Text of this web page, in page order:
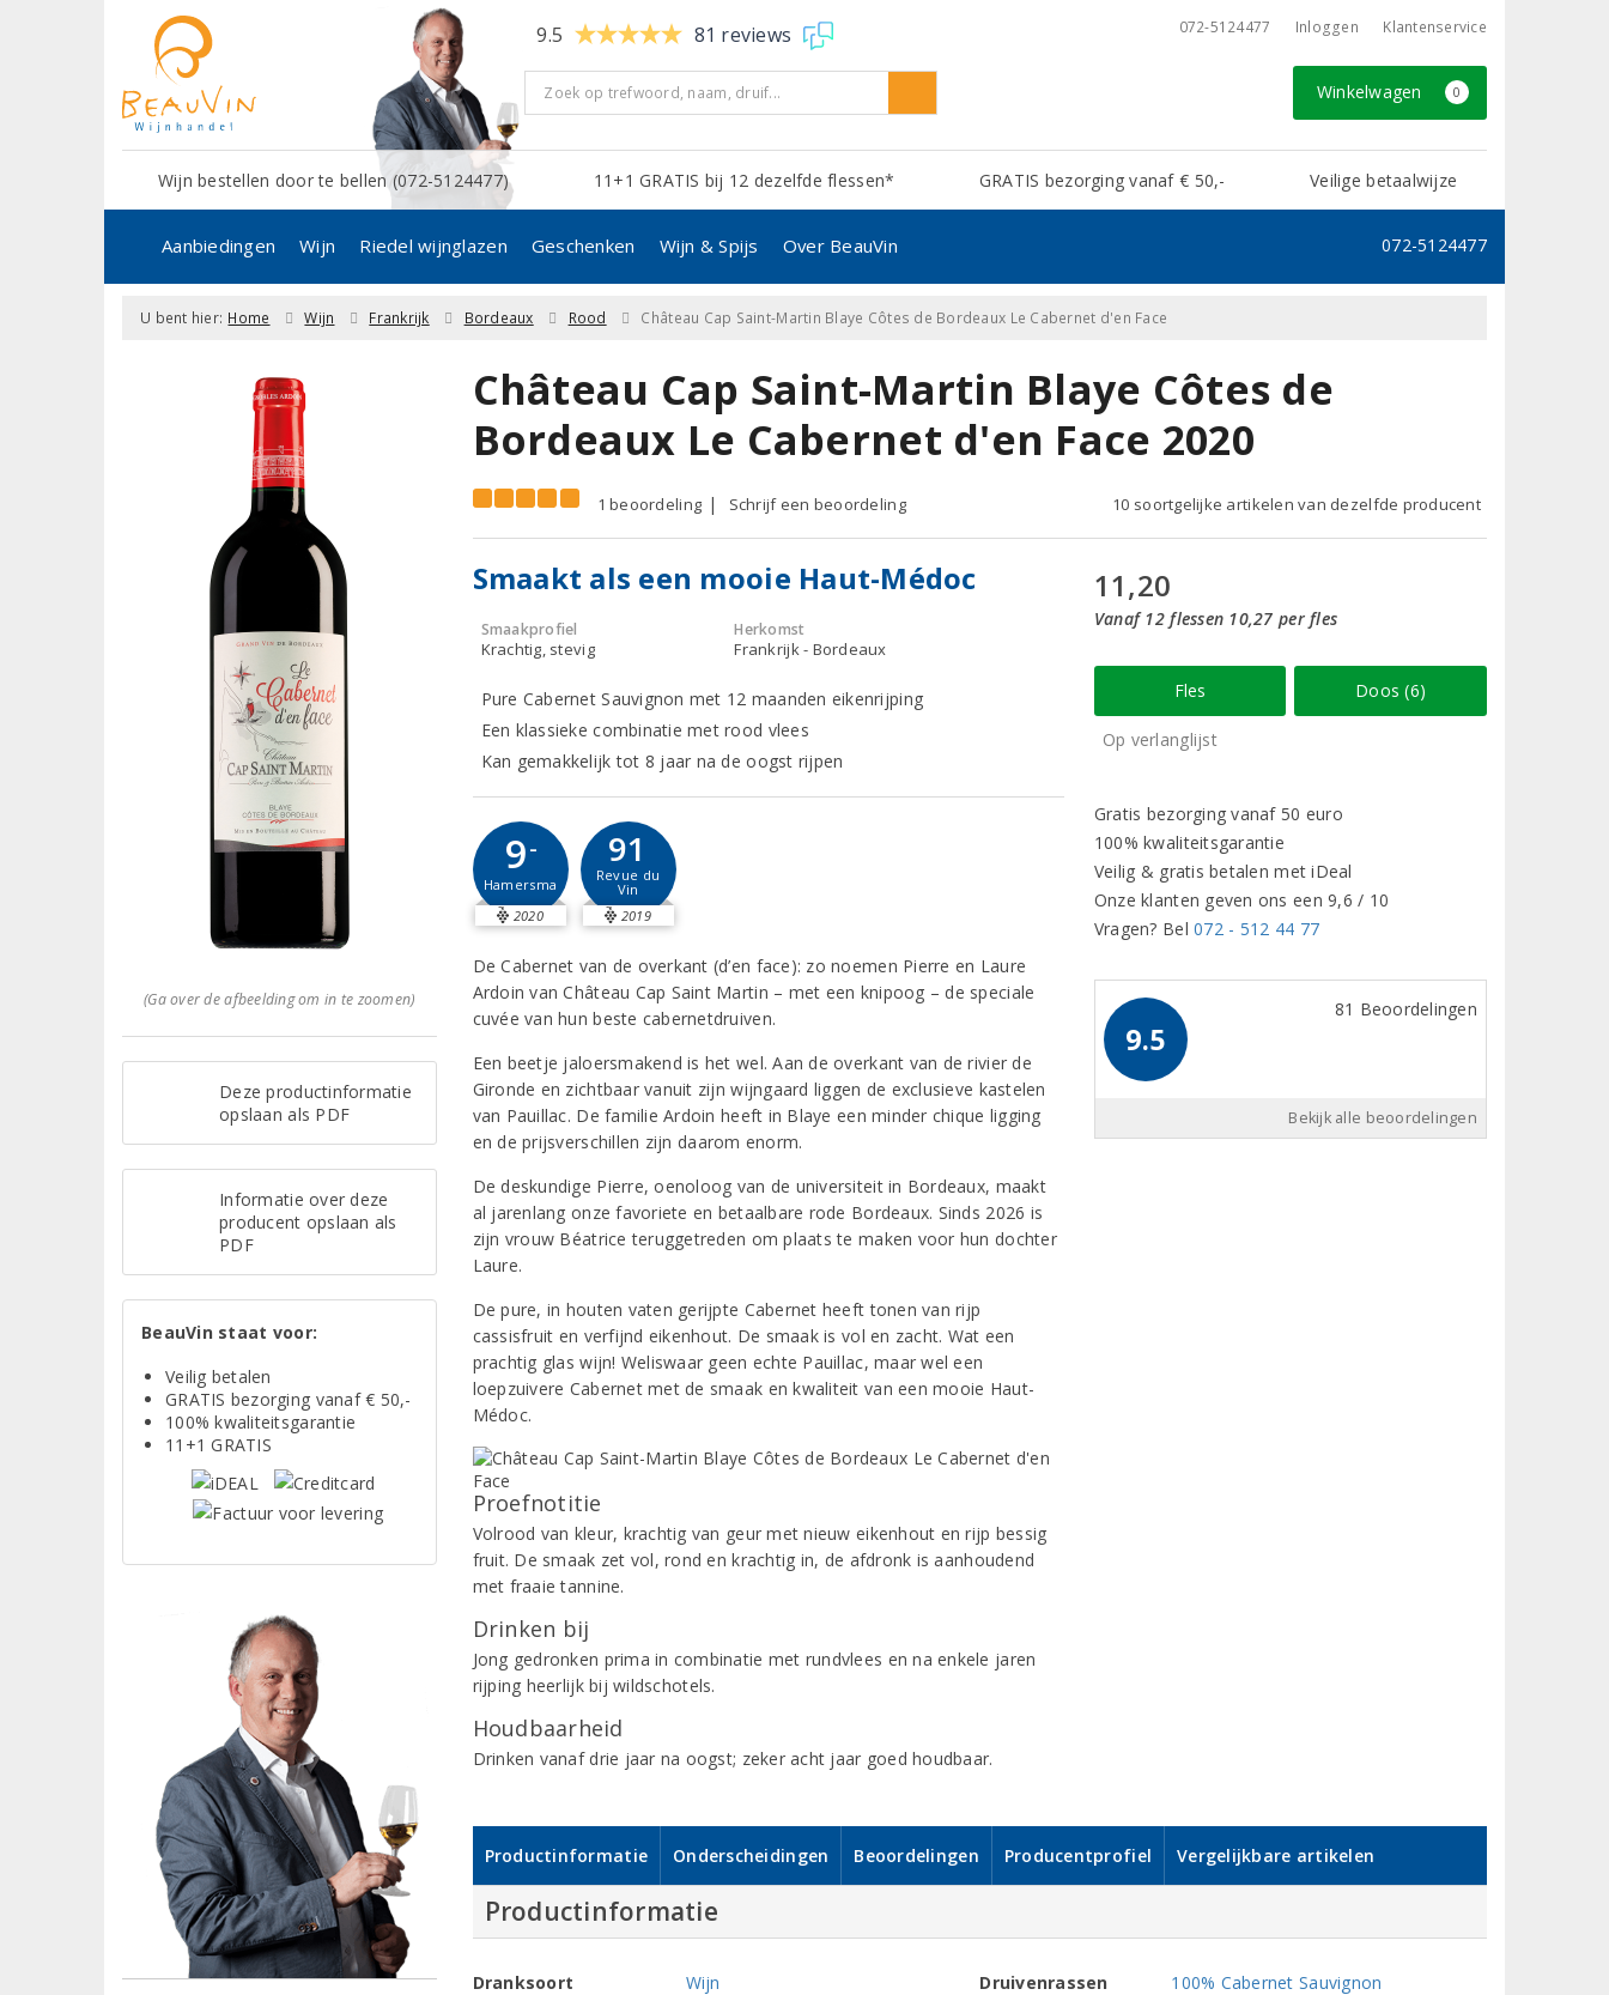
9.5 81 reviews 072-5124477 Inloggen Klantenservice
Winkelwagen 0
Wijn bestellen door te bellen (072-5124477) 11+1 GRATIS bij 12 dezelfde flessen* GRATIS bezorging vanaf € 50,- Veilige betaalwijze
Aanbiedingen Wijn Riedel wijnglazen Geschenken Wijn & Spijs Over BeauVin 072-5124477
U bent hier: Home Wijn Frankrijk Bordeaux Rood Château Cap Saint-Martin Blaye Côtes de Bordeaux Le Cabernet d'en Face
(Ga over de afbeelding om in te zoomen)
Deze productinformatie
opslaan als PDF
Informatie over deze
producent opslaan als
PDF
BeauVin staat voor:
Veilig betalen
GRATIS bezorging vanaf € 50,-
100% kwaliteitsgarantie
11+1 GRATIS
Château Cap Saint-Martin Blaye Côtes de
Bordeaux Le Cabernet d'en Face 2020
1 beoordeling Schrijf een beoordeling 10 soortgelijke artikelen van dezelfde producent
Smaakt als een mooie Haut-Médoc
Smaakprofiel
Krachtig, stevig
Herkomst
Frankrijk - Bordeaux
Pure Cabernet Sauvignon met 12 maanden eikenrijping
Een klassieke combinatie met rood vlees
Kan gemakkelijk tot 8 jaar na de oogst rijpen
9-
Hamersma
2020
91
Revue du
Vin
2019
De Cabernet van de overkant (d’en face): zo noemen Pierre en Laure
Ardoin van Château Cap Saint Martin – met een knipoog – de speciale
cuvée van hun beste cabernetdruiven.
Een beetje jaloersmakend is het wel. Aan de overkant van de rivier de
Gironde en zichtbaar vanuit zijn wijngaard liggen de exclusieve kastelen
van Pauillac. De familie Ardoin heeft in Blaye een minder chique ligging
en de prijsverschillen zijn daarom enorm.
De deskundige Pierre, oenoloog van de universiteit in Bordeaux, maakt
al jarenlang onze favoriete en betaalbare rode Bordeaux. Sinds 2026 is
zijn vrouw Béatrice teruggetreden om plaats te maken voor hun dochter
Laure.
De pure, in houten vaten gerijpte Cabernet heeft tonen van rijp
cassisfruit en verfijnd eikenhout. De smaak is vol en zacht. Wat een
prachtig glas wijn! Weliswaar geen echte Pauillac, maar wel een
loepzuivere Cabernet met de smaak en kwaliteit van een mooie Haut-
Médoc.
Proefnotitie
Volrood van kleur, krachtig van geur met nieuw eikenhout en rijp bessig
fruit. De smaak zet vol, rond en krachtig in, de afdronk is aanhoudend
met fraaie tannine.
Drinken bij
Jong gedronken prima in combinatie met rundvlees en na enkele jaren
rijping heerlijk bij wildschotels.
Houdbaarheid
Drinken vanaf drie jaar na oogst; zeker acht jaar goed houdbaar.
11,20
Vanaf 12 flessen 10,27 per fles
Fles Doos (6)
Op verlanglijst
Gratis bezorging vanaf 50 euro
100% kwaliteitsgarantie
Veilig & gratis betalen met iDeal
Onze klanten geven ons een 9,6 / 10
Vragen? Bel072 - 512 44 77
9.5
81 Beoordelingen
Bekijk alle beoordelingen
Productinformatie Onderscheidingen Beoordelingen Producentprofiel Vergelijkbare artikelen
Productinformatie
Dranksoort
Wijn
Druivenrassen
100% Cabernet Sauvignon